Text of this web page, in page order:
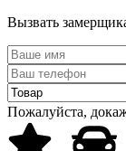
Вызвать
Пожалуйста,